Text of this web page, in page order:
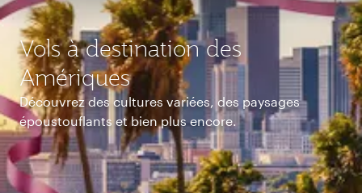
Vols à destination des
Amériques
Découvrez des cultures variées, des paysages
époustouflants et bien plus encore.